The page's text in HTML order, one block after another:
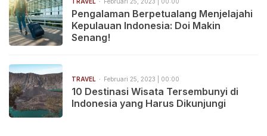
Pengalaman Berpetualang Menjelajahi
Kepulauan Indonesia: Doi Makin
Senang!
TRAVEL Februari 25, 2023 | 00:00
10 Destinasi Wisata Tersembunyi di
Indonesia yang Harus Dikunjungi